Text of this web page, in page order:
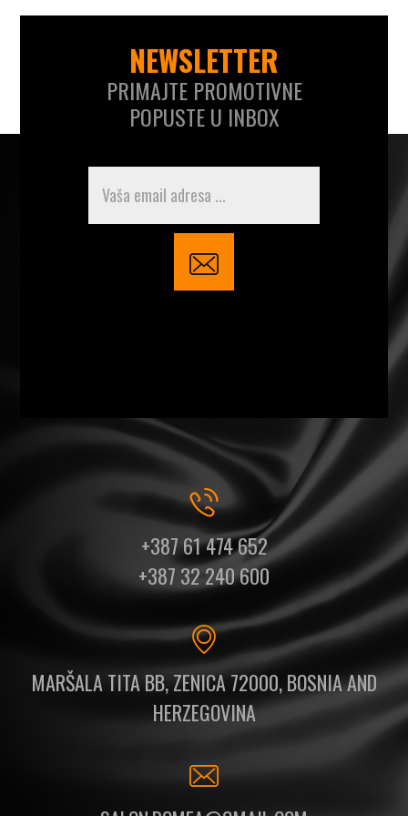
NEWSLETTER
PRIMAJTE PROMOTIVNE
POPUSTE U INBOX
+387 61 474 652
+387 32 240 600
MARŠALA TITA BB, ZENICA 72000, BOSNIA AND
HERZEGOVINA